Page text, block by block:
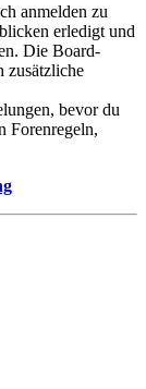
anmelden zu
erledigt und
Die Board-
zusätzliche
bevor du
Forenregeln,